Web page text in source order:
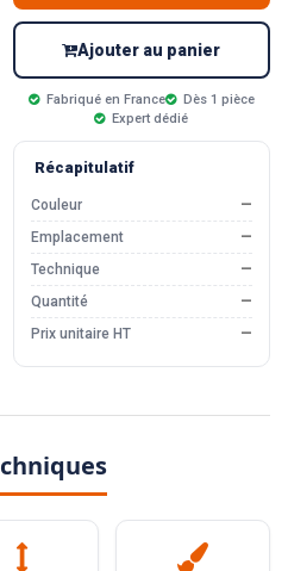
Ajouter au panier
Fabriqué en France
Dès 1 pièce
Expert dédié
Récapitulatif
Couleur
—
Emplacement
—
Technique
—
Quantité
—
Prix unitaire HT
—